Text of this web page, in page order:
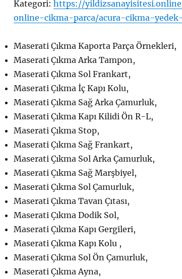
Kategori: https://
online-cikma-parca/acura-cikma-
Maserati Çıkma Kaporta Parça Örnekleri,
Maserati Çıkma Arka Tampon,
Maserati Çıkma Sol Frankart,
Maserati Çıkma İç Kapı Kolu,
Maserati Çıkma Sağ Arka Çamurluk,
Maserati Çıkma Kapı Kilidi Ön R-L,
Maserati Çıkma Stop,
Maserati Çıkma Sağ Frankart,
Maserati Çıkma Sol Arka Çamurluk,
Maserati Çıkma Sağ Marşbiyel,
Maserati Çıkma Sol Çamurluk,
Maserati Çıkma Tavan Çıtası,
Maserati Çıkma Dodik Sol,
Maserati Çıkma Kapı Gergileri,
Maserati Çıkma Kapı Kolu ,
Maserati Çıkma Sol Ön Çamurluk,
Maserati Çıkma Ayna,